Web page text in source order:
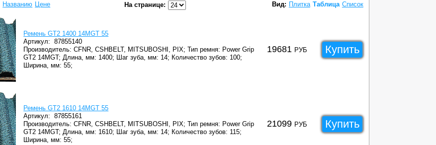
Названию Цене На странице: Вид: Плитка Таблица Список
Ремень GT2 1400 14MGT 55
Артикул:87855140
Производитель: CFNR, CSHBELT, MITSUBOSHI, PIX; Тип ремня: Power Grip
GT2 14MGT; Длина, мм: 1400; Шаг зуба, мм: 14; Количество зубов: 100;
Ширина, мм: 55;
19681 РУБ Купить
Ремень GT2 1610 14MGT 55
Артикул:87855161
Производитель: CFNR, CSHBELT, MITSUBOSHI, PIX; Тип ремня: Power Grip
GT2 14MGT; Длина, мм: 1610; Шаг зуба, мм: 14; Количество зубов: 115;
Ширина, мм: 55;
21099 РУБ Купить